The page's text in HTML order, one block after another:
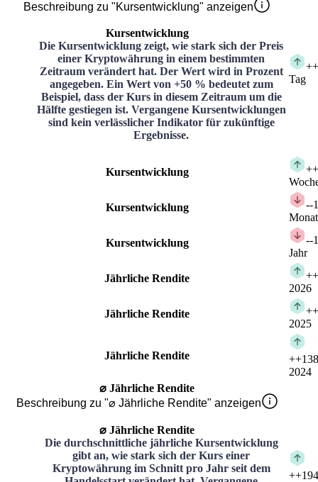
Beschreibung zu "Kursentwicklung" anzeigen
Kursentwicklung
Die Kursentwicklung zeigt, wie stark sich der Preis
einer Kryptowährung in einem bestimmten
Zeitraum verändert hat. Der Wert wird in Prozent
angegeben. Ein Wert von +50 % bedeutet zum
Beispiel, dass der Kurs in diesem Zeitraum um die
Hälfte gestiegen ist. Vergangene Kursentwicklungen
sind kein verlässlicher Indikator für zukünftige
Ergebnisse.
+
Tag
Kursentwicklung +
Kursentwicklung --
Monat
Kursentwicklung --
Jahr
Jährliche Rendite +
2026
Jährliche Rendite +
2025
Jährliche Rendite +
2024
⌀ Jährliche Rendite
Beschreibung zu "⌀ Jährliche Rendite" anzeigen
⌀ Jährliche Rendite
Die durchschnittliche jährliche Kursentwicklung
gibt an, wie stark sich der Kurs einer
Kryptowährung im Schnitt pro Jahr seit dem
+